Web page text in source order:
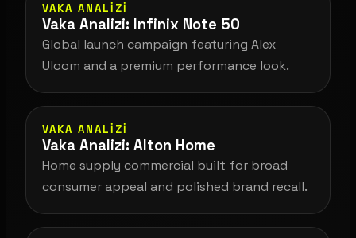
VAKA ANALIZI
Vaka Analizi: Infinix Note 50
Global launch campaign featuring Alex
Uloom and a premium performance look.
VAKA ANALIZI
Vaka Analizi: Alton Home
Home supply commercial built for broad
consumer appeal and polished brand recall.